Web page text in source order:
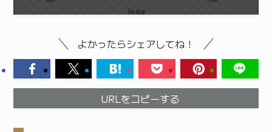
よかったらシェアしてね！
URLをコピーする